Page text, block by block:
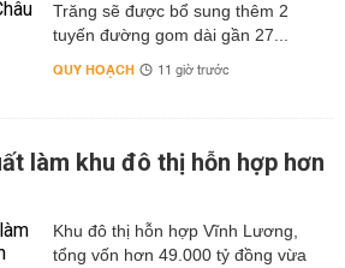
Trăng sẽ được bổ sung thêm 2
tuyến đường gom dài gần 27...
QUY HOẠCH 11 giờ trước
làm khu đô thị hỗn hợp hơn
Khu đô thị hỗn hợp Vĩnh Lương,
tổng vốn hơn 49.000 tỷ đồng vừa